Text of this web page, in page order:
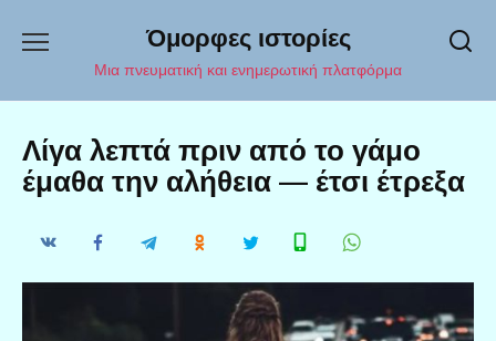
содержанию
Όμορφες ιστορίες
Μια πνευματική και ενημερωτική πλατφόρμα
Λίγα λεπτά πριν από το γάμο
έμαθα την αλήθεια — έτσι έτρεξα